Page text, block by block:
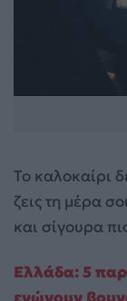
Το καλοκαίρι
ζεις τη μέρα
και σίγουρα
Ελλάδα: 5